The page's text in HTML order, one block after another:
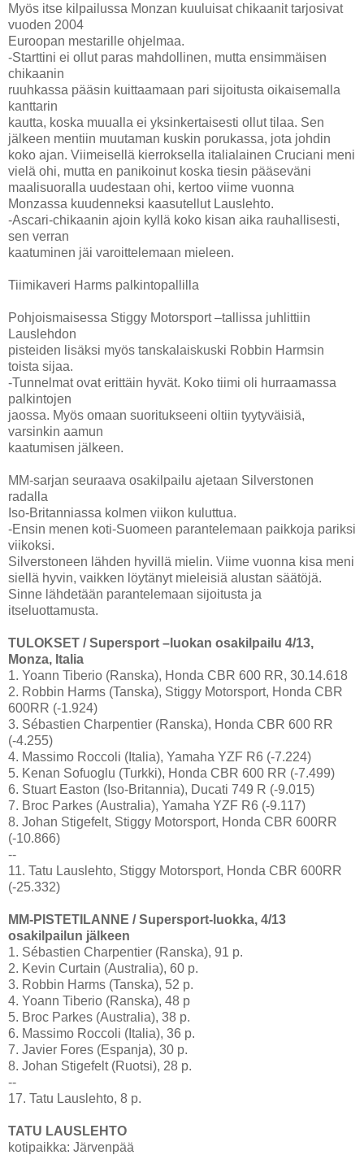
Myös itse kilpailussa Monzan kuuluisat chikaanit tarjosivat
vuoden 2004
Euroopan mestarille ohjelmaa.
-Starttini ei ollut paras mahdollinen, mutta ensimmäisen
chikaanin
ruuhkassa pääsin kuittaamaan pari sijoitusta oikaisemalla
kanttarin
kautta, koska muualla ei yksinkertaisesti ollut tilaa. Sen
jälkeen mentiin muutaman kuskin porukassa, jota johdin
koko ajan. Viimeisellä kierroksella italialainen Cruciani meni
vielä ohi, mutta en panikoinut koska tiesin pääseväni
maalisuoralla uudestaan ohi, kertoo viime vuonna
Monzassa kuudenneksi kaasutellut Lauslehto.
-Ascari-chikaanin ajoin kyllä koko kisan aika rauhallisesti,
sen verran
kaatuminen jäi varoittelemaan mieleen.
Tiimikaveri Harms palkintopallilla
Pohjoismaisessa Stiggy Motorsport –tallissa juhlittiin
Lauslehdon
pisteiden lisäksi myös tanskalaiskuski Robbin Harmsin
toista sijaa.
-Tunnelmat ovat erittäin hyvät. Koko tiimi oli hurraamassa
palkintojen
jaossa. Myös omaan suoritukseeni oltiin tyytyväisiä,
varsinkin aamun
kaatumisen jälkeen.
MM-sarjan seuraava osakilpailu ajetaan Silverstonen
radalla
Iso-Britanniassa kolmen viikon kuluttua.
-Ensin menen koti-Suomeen parantelemaan paikkoja pariksi
viikoksi.
Silverstoneen lähden hyvillä mielin. Viime vuonna kisa meni
siellä hyvin, vaikken löytänyt mieleisiä alustan säätöjä.
Sinne lähdetään parantelemaan sijoitusta ja
itseluottamusta.
TULOKSET / Supersport –luokan osakilpailu 4/13,
Monza, Italia
1. Yoann Tiberio (Ranska), Honda CBR 600 RR, 30.14.618
2. Robbin Harms (Tanska), Stiggy Motorsport, Honda CBR
600RR (-1.924)
3. Sébastien Charpentier (Ranska), Honda CBR 600 RR
(-4.255)
4. Massimo Roccoli (Italia), Yamaha YZF R6 (-7.224)
5. Kenan Sofuoglu (Turkki), Honda CBR 600 RR (-7.499)
6. Stuart Easton (Iso-Britannia), Ducati 749 R (-9.015)
7. Broc Parkes (Australia), Yamaha YZF R6 (-9.117)
8. Johan Stigefelt, Stiggy Motorsport, Honda CBR 600RR
(-10.866)
--
11. Tatu Lauslehto, Stiggy Motorsport, Honda CBR 600RR
(-25.332)
MM-PISTETILANNE / Supersport-luokka, 4/13
osakilpailun jälkeen
1. Sébastien Charpentier (Ranska), 91 p.
2. Kevin Curtain (Australia), 60 p.
3. Robbin Harms (Tanska), 52 p.
4. Yoann Tiberio (Ranska), 48 p
5. Broc Parkes (Australia), 38 p.
6. Massimo Roccoli (Italia), 36 p.
7. Javier Fores (Espanja), 30 p.
8. Johan Stigefelt (Ruotsi), 28 p.
--
17. Tatu Lauslehto, 8 p.
TATU LAUSLEHTO
kotipaikka: Järvenpää